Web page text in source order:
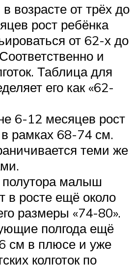
возрасте от трёх до
рост ребёнка
от 62-х до
и
Таблица для
его как «62-
6-12 месяцев рост
рамках 68-74 см.
теми же
полутора малыш
в росте ещё около
размеры «74-80».
полгода ещё
см в плюсе и уже
колготок по